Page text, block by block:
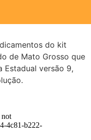
do kit
de Mato Grosso que
Estadual versão 9,